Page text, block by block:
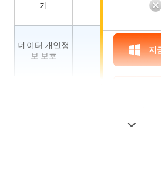
기
데이터 개인정
보 보호
짧음 지